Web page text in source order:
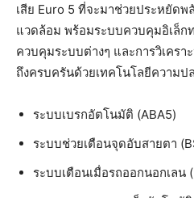
เสีย Euro 5 ที่จะมาช่วยประหยัดพ
แวดล้อม พร้อมระบบควบคุมอิเล็ก
ควบคุมระบบต่างๆ และการวิเคร
ถึงครบครันด้วยเทคโนโลยีความ
ระบบเบรกอัตโนมัติ (ABA5)
ระบบช่วยเตือนจุดอับสายตา
ระบบเตือนเมื่อรถออกนอกเลน